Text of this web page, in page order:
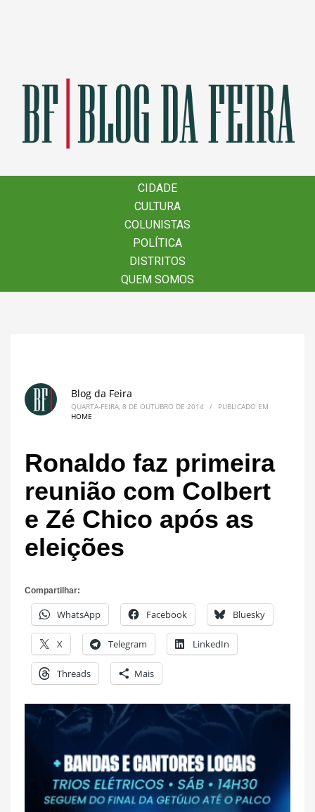
CIDADE
CULTURA
COLUNISTAS
POLÍTICA
DISTRITOS
QUEM SOMOS
CIDADE
CULTURA
COLUNISTAS
POLÍTICA
DISTRITOS
QUEM SOMOS
Blog da Feira
QUARTA-FEIRA, 8 DE OUTUBRO DE 2014 /
PUBLICADO EM
HOME
Ronaldo faz primeira
reunião com Colbert
e Zé Chico após as
eleições
Compartilhar:
WhatsApp Facebook Bluesky
X Telegram LinkedIn
Threads Mais